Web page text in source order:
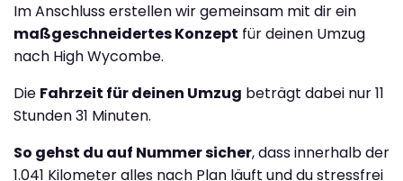
Im Anschluss erstellen wir gemeinsam mit dir ein
maßgeschneidertes Konzept für deinen Umzug
nach High Wycombe.
Die Fahrzeit für deinen Umzug beträgt dabei nur 11
Stunden 31 Minuten.
So gehst du auf Nummer sicher, dass innerhalb der
1.041 Kilometer alles nach Plan läuft und du stressfrei